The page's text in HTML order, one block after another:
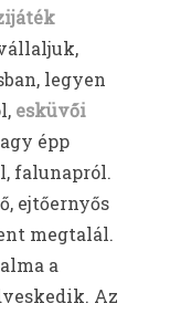
legyen
esküvői
épp
falunapról.
ejtőernyős
megtalál.
a
Az